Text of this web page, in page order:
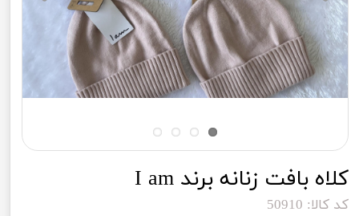
کلاه بافت زنانه برند I am
کد کالا: 50910